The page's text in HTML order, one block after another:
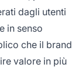
dagli utenti
in senso
che il brand
valore in più